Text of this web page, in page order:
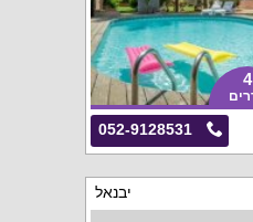
4
052-9128531
יבנאל